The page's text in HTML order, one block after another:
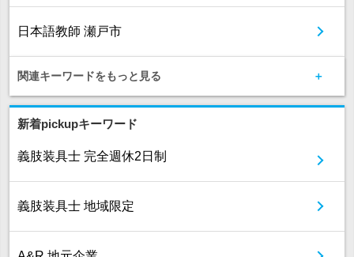
日本語教師 瀬戸市
関連キーワードをもっと見る
新着pickupキーワード
義肢装具士 完全週休2日制
義肢装具士 地域限定